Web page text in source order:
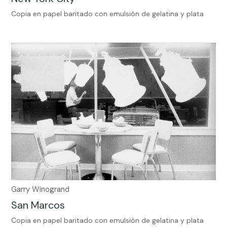
Copia en papel baritado con emulsión de gelatina y plata
Garry Winogrand
San Marcos
Copia en papel baritado con emulsión de gelatina y plata